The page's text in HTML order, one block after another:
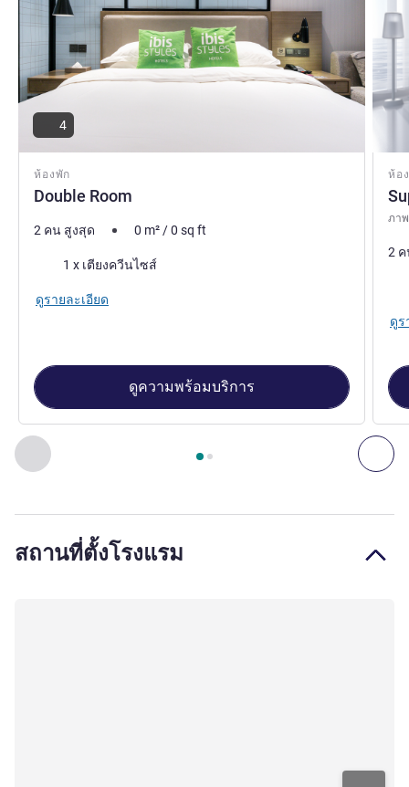
ก่อนหน้า - ห้องพัก ถั
หน้า1 , ห้องพัก 1 : Double Room , ห้องพัก 2 : Superior
ห้องพัก
Double Room
4
2 คน สูงสุด 0 m²/0 sq ft
เครื่องนอน
1 x เตียงควีนไซส์
ดูรายละเอียด
ดูความพร้อมบริการ
ห้อ
ภา
2
ดูร
สถานที่ตั้งโรงแรม